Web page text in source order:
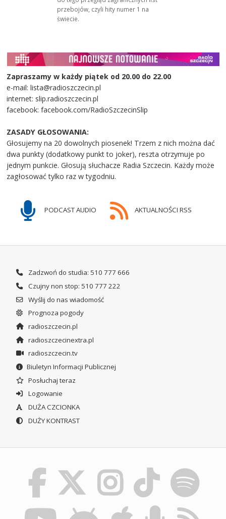
przebojów, czyli hity numer 1 na
świecie.
Zapraszamy w każdy piątek od 20.00 do 22.00
e-mail: lista@radioszczecin.pl
internet: slip.radioszczecin.pl
facebook: facebook.com/RadioSzczecinSlip
ZASADY GŁOSOWANIA:
Głosujemy na 20 dowolnych piosenek! Trzem z nich można dać
dwa punkty (dodatkowy punkt to joker), reszta otrzymuje po
jednym punkcie. Głosują słuchacze Radia Szczecin. Każdy może
zagłosować tylko raz w tygodniu.
PODCAST AUDIO AKTUALNOŚCI RSS
Zadzwoń do studia: 510 777 666
Czujny non stop: 510 777 222
Wyślij do nas wiadomość
Prognoza pogody
radioszczecin.pl
radioszczecinextra.pl
radioszczecin.tv
Biuletyn Informacji Publicznej
Posłuchaj teraz
Logowanie
DUŻA CZCIONKA
DUŻY KONTRAST